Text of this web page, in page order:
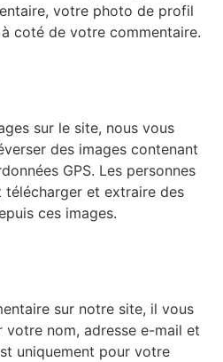
votre photo de profil
coté de votre commentaire.
sur le site, nous vous
des images contenant
GPS. Les personnes
et extraire des
ces images.
sur notre site, il vous
votre nom, adresse e-mail et
uniquement pour votre